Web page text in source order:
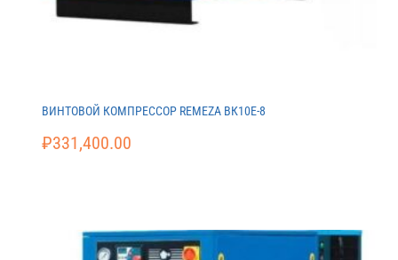
ВИНТОВОЙ КОМПРЕССОР REMEZA ВК10E-8
₽331,400.00